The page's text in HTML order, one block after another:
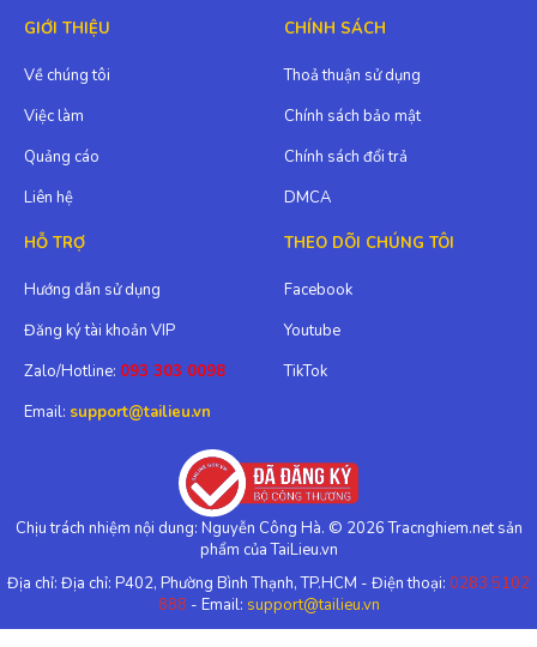
GIỚI THIỆU
Về chúng tôi
Việc làm
Quảng cáo
Liên hệ
CHÍNH SÁCH
Thoả thuận sử dụng
Chính sách bảo mật
Chính sách đổi trả
DMCA
HỖ TRỢ
Hướng dẫn sử dụng
Đăng ký tài khoản VIP
Zalo/Hotline: 093 303 0098
Email: support@tailieu.vn
THEO DÕI CHÚNG TÔI
Facebook
Youtube
TikTok
Chịu trách nhiệm nội dung: Nguyễn Công Hà. © 2026 Tracnghiem.net sản
phẩm của TaiLieu.vn
Địa chỉ: Địa chỉ: P402, Phường Bình Thạnh, TP.HCM - Điện thoại: 0283 5102
888 - Email: support@tailieu.vn